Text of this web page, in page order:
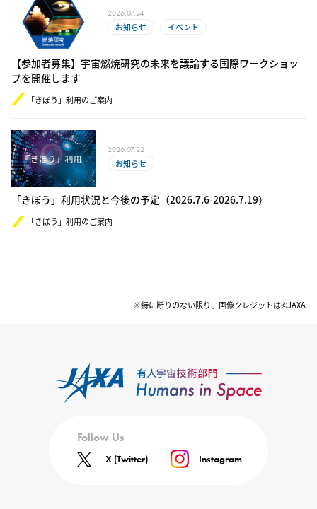
2026.07.24
お知らせ イベント
【参加者募集】宇宙燃焼研究の未来を議論する国際ワークショッ
プを開催します
「きぼう」利用のご案内
2026.07.22
お知らせ
「きぼう」利用状況と今後の予定（2​0​26.​7.6-​2​0​26.7.19）
「きぼう」利用のご案内
※特に断りのない限り、画像クレジットは©JAXA
Follow Us
X (Twitter) Instagram